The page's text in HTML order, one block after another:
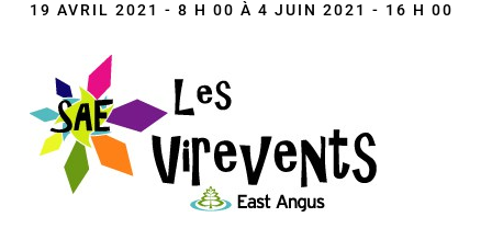
19 AVRIL 2021 - 8 H 00 À 4 JUIN 2021 - 16 H 00